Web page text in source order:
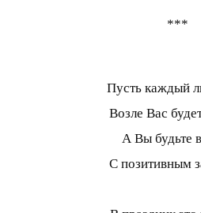
***
Пусть каждый
Возле Вас
А Вы будьте
С позитивным